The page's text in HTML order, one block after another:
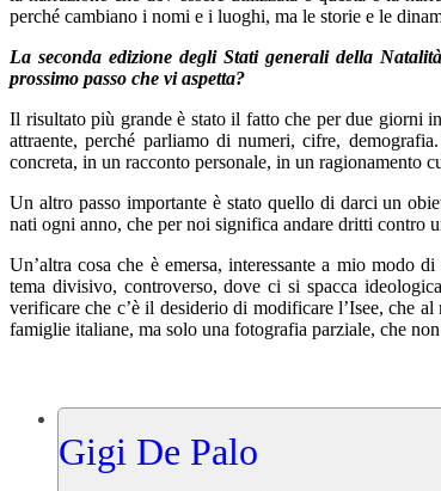
perché cambiano i nomi e i luoghi, ma le storie e le
La seconda edizione degli Stati generali della
prossimo passo che vi aspetta?
Il risultato più grande è stato il fatto che per due giorni
attraente, perché parliamo di numeri, cifre,
concreta, in un racconto personale, in un
Un altro passo importante è stato quello di darci un
nati ogni anno, che per noi significa andare dritti contro
Un’altra cosa che è emersa, interessante a mio modo
tema divisivo, controverso, dove ci si spacca
verificare che c’è il desiderio di modificare l’Isee, che
famiglie italiane, ma solo una fotografia parziale, che
Gigi De Palo